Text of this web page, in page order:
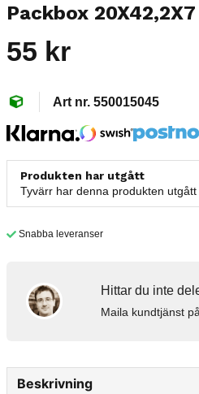
Packbox 20X42,2X7
55 kr
550015045
Produkten har utgått
Tyvärr har denna produkten
Snabba leveranser
Hittar du inte
Maila kundtjänst
Beskrivning